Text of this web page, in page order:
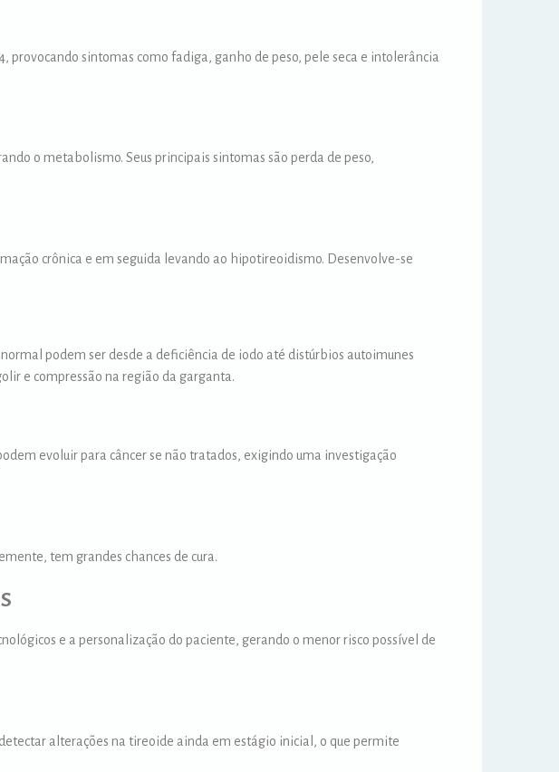
sintomas como fadiga, ganho de peso, pele seca e intolerância
o metabolismo. Seus principais sintomas são perda de peso,
crônica e em seguida levando ao hipotireoidismo. Desenvolve-se
podem ser desde a deficiência de iodo até distúrbios autoimunes
e compressão na região da garganta.
evoluir para câncer se não tratados, exigindo uma investigação
tem grandes chances de cura.
e a personalização do paciente, gerando o menor risco possível de
alterações na tireoide ainda em estágio inicial, o que permite